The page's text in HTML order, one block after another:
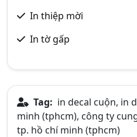
In thiệp mời
In tờ gấp
Tag: in decal cuộn, in
minh (tphcm), công ty
tp. hồ chí minh (tphcm)